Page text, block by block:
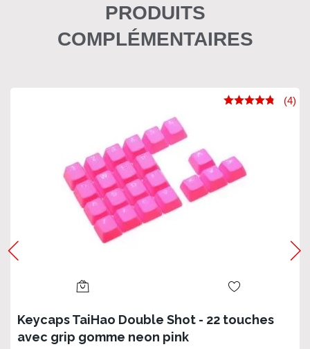
PRODUITS
COMPLÉMENTAIRES
Keycaps TaiHao Double Shot - 22 touches
avec grip gomme neon pink
(4)